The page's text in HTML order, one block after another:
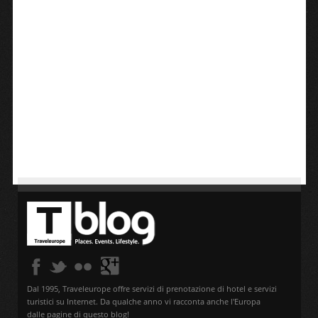
Dal 1995, Traveleurope offre servizi di prenotazione di hotel e servizi
turistici su Internet. Da qualche anno vi racconta anche l'Europa
dalle pagine di questo blog!